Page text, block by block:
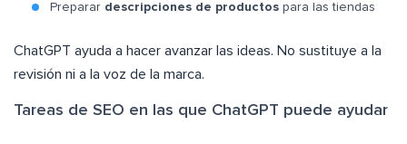
Preparar descripciones de productos para las tiendas
ChatGPT ayuda a hacer avanzar las ideas. No sustituye a la
revisión ni a la voz de la marca.
Tareas de SEO en las que ChatGPT puede ayudar